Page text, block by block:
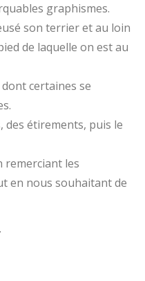
graphismes.
son terrier et au loin
de laquelle on est au
certaines se
des étirements, puis le
remerciant les
en nous souhaitant de